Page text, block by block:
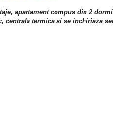
apartament compus din 2
centrala termica si se inchiriaza